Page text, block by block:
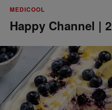
MEDICOOL
Happy Channel | 2